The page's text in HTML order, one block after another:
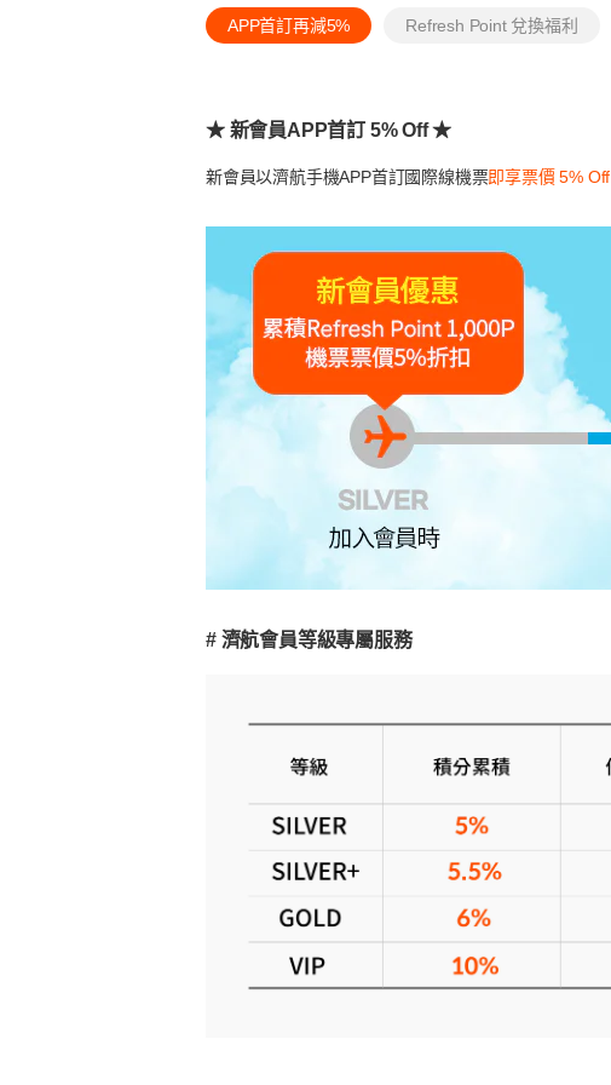
APP首訂再減5% Refresh Point 兌換福利
★ 新會員APP首訂 5% Off ★
新會員以濟航手機APP首訂國際線機票即享票價 5% Off
# 濟航會員等級專屬服務